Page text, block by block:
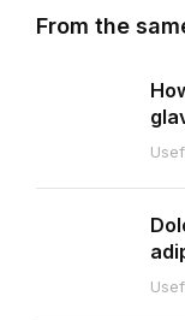
From the